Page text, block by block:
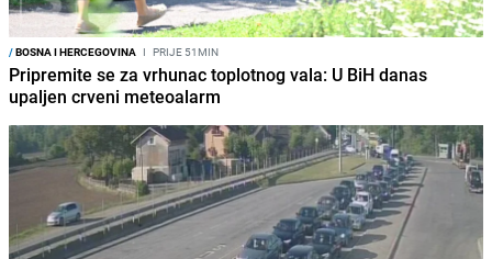
/BOSNA I HERCEGOVINA I PRIJE 51MIN
Pripremite se za vrhunac toplotnog vala: U BiH danas
upaljen crveni meteoalarm